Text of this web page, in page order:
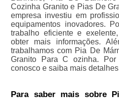
Cozinha Granito e Pias De
empresa investiu em
equipamentos inovadores.
trabalho eficiente e
obter mais informações.
trabalhamos com Pia De
Granito Para C ozinha.
conosco e saiba mais
Para saber mais sobre